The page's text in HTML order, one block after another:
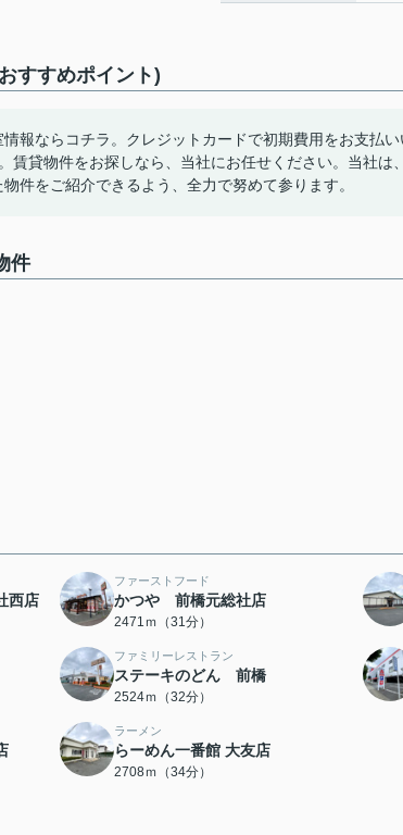
すすめポイント)
報ならコチラ。クレジットカードで初期費用をお支払
賃貸物件をお探しなら、当社にお任せください。当社は
件をご紹介できるよう、全力で努めて参ります。
件
西店
ファーストフード
かつや 前橋元総社店
2471ｍ（31分）
ファミリーレストラン
ステーキのどん 前橋
2524ｍ（32分）
ラーメン
らーめん一番館 大友店
2708ｍ（34分）